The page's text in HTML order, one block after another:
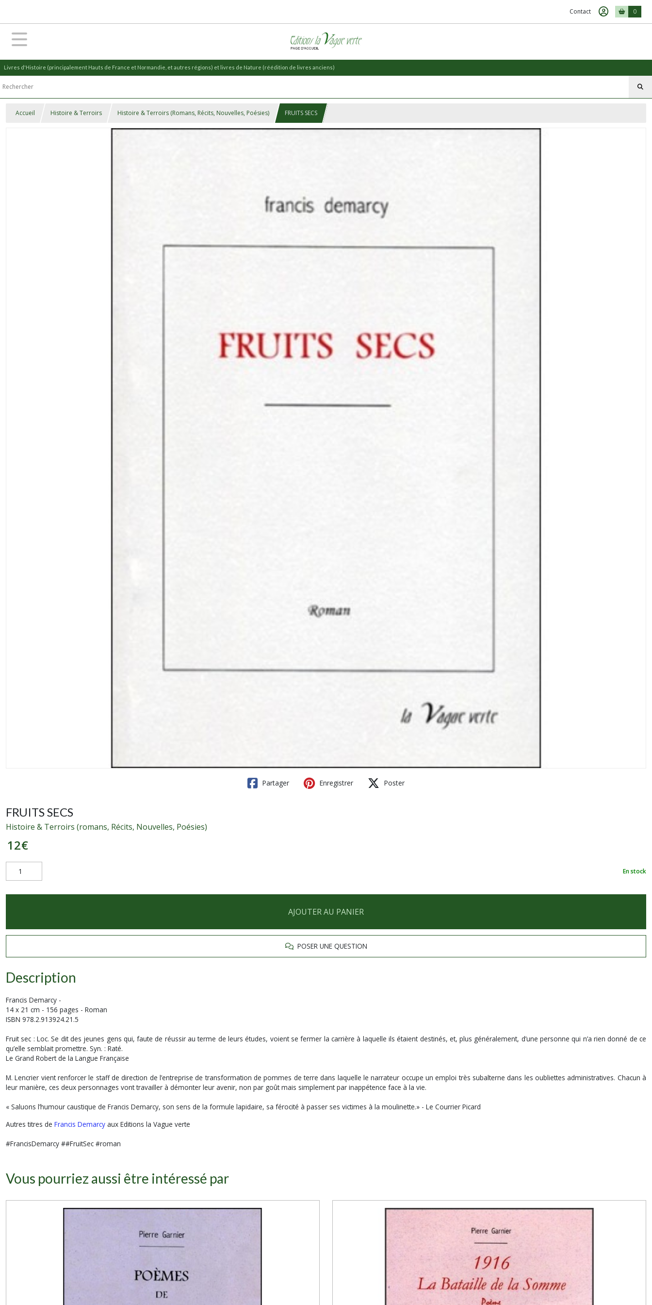
Contact 0
Livres d'Histoire (principalement Hauts de France et Normandie, et autres régions) et livres de Nature (réédition de livres anciens)
Accueil Histoire & Terroirs Histoire & Terroirs (Romans, Récits, Nouvelles, Poésies) FRUITS SECS
Partager Enregistrer Poster
FRUITS SECS
Histoire & Terroirs (romans, Récits, Nouvelles, Poésies)
12€
En stock
AJOUTER AU PANIER
POSER UNE QUESTION
Description
Francis Demarcy -
14 x 21 cm - 156 pages - Roman
ISBN 978.2.913924.21.5
Fruit sec : Loc. Se dit des jeunes gens qui, faute de réussir au terme de leurs études, voient se fermer la carrière à laquelle ils étaient destinés, et, plus généralement, d’une personne qui n’a rien donné de ce
qu’elle semblait promettre. Syn. : Raté.
Le Grand Robert de la Langue Française
M. Lencrier vient renforcer le staff de direction de l’entreprise de transformation de pommes de terre dans laquelle le narrateur occupe un emploi très subalterne dans les oubliettes administratives. Chacun à
leur manière, ces deux personnages vont travailler à démonter leur avenir, non par goût mais simplement par inappétence face à la vie.
« Saluons l’humour caustique de Francis Demarcy, son sens de la formule lapidaire, sa férocité à passer ses victimes à la moulinette.» - Le Courrier Picard
Autres titres de Francis Demarcy aux Editions la Vague verte
#FrancisDemarcy ##FruitSec #roman
Vous pourriez aussi être intéressé par